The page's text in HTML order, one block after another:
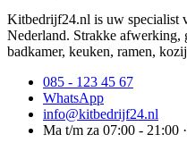
Kitbedrijf24.nl is uw specialist
Nederland. Strakke afwerking,
badkamer, keuken, ramen,
085 - 123 45 67
WhatsApp
info@kitbedrijf24.nl
Ma t/m za 07:00 - 21:00